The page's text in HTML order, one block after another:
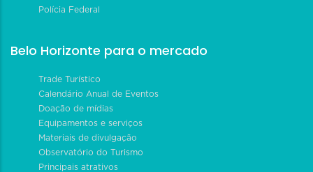
Polícia Federal
Belo Horizonte para o mercado
Trade Turístico
Calendário Anual de Eventos
Doação de mídias
Equipamentos e serviços
Materiais de divulgação
Observatório do Turismo
Principais atrativos